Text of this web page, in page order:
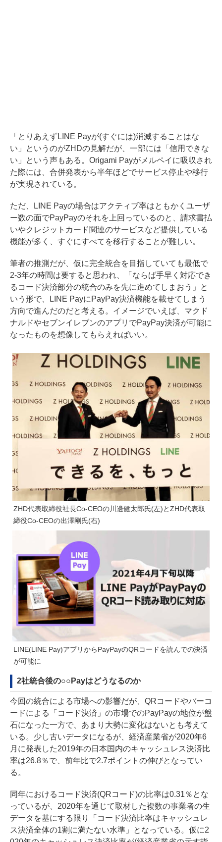
「とりあえずLINE Payが(すぐには)消滅することはな
い」というのがZHDの見解だが、一部には「信用できな
い」という声もある。Origami Payがメルペイに吸収され
た際には、合併発表から半年ほどでサービス停止や移行
が実現されている。
ただ、LINE Payの場合はアクティブ率はともかくユーザ
ー数の面でPayPayのそれを上回っているのと、請求書払
いやクレジットカード関連のサービスなど提供している
機能が多く、すぐにすべてを移行することが難しい。
筆者の推測だが、仮に完全統合を目指していても最低で
2-3年の時間は要すると思われ、「ならば手早く対応でき
るコード決済部分の統合のみを先に進めてしまおう」と
いう形で、LINE PayにPayPay決済機能を載せてしまう
方向で進んだのだと考える。イメージでいえば、マクド
ナルドやセブンイレブンのアプリでPayPay決済が可能に
なったものを想像してもらえればいい。
ZHD代表取締役社長Co-CEOの川邊健太郎氏(左)とZHD代表取
締役Co-CEOの出澤剛氏(右)
LINE(LINE Pay)アプリからPayPayのQRコードを読んでの決済
が可能に
2社統合後の○○Payはどうなるのか
今回の統合による市場への影響だが、QRコードやバーコ
ードによる「コード決済」の市場でのPayPayの地位が盤
石になった一方で、あまり大勢に変化はないとも考えて
いる。少し古いデータになるが、経済産業省が2020年6
月に発表 した2019年の日本国内のキャッシュレス決済比
率は26.8％で、前年比で2.7ポイントの伸びとなってい
る。
同年におけるコード決済(QRコード)の比率は0.31％とな
っているが、2020年を通じて取材した複数の事業者の生
データを基にする限り「コード決済比率はキャッシュレ
ス決済全体の1割に満たない水準」となっている。仮に2